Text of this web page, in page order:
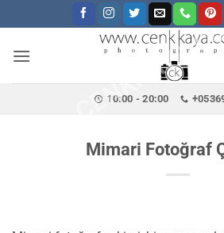
atla
10:00 - 20:00
Mimari Fotoğraf